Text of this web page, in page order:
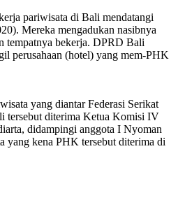
pariwisata di Bali mendatangi
Mereka mengadukan nasibnya
tempatnya bekerja. DPRD Bali
perusahaan (hotel) yang mem-PHK
yang diantar Federasi Serikat
tersebut diterima Ketua Komisi IV
didampingi anggota I Nyoman
yang kena PHK tersebut diterima di